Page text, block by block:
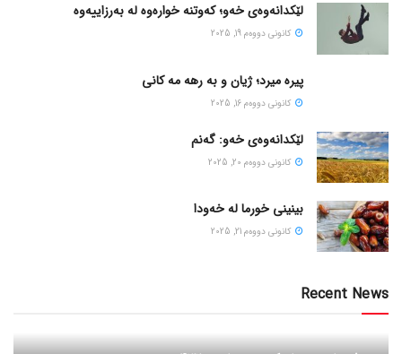
لێکدانەوەی خەو؛ کەوتنە خوارەوە لە بەرزاییەوە
كانونی دووه‌م 19, 2025
پیره میرد؛ ژیان و به رهه مه کانی
كانونی دووه‌م 16, 2025
لێکدانەوەی خەو: گەنم
كانونی دووه‌م 20, 2025
بینینی خورما لە خەودا
كانونی دووه‌م 21, 2025
Recent News